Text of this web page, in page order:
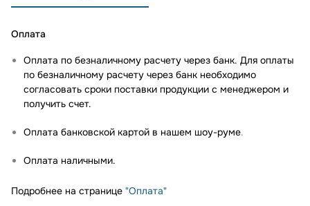
Оплата
Оплата по безналичному расчету через банк. Для оплаты
по безналичному расчету через банк необходимо
согласовать сроки поставки продукции с менеджером и
получить счет.
Оплата банковской картой в нашем шоу-руме.
Оплата наличными.
Подробнее на странице "Оплата"